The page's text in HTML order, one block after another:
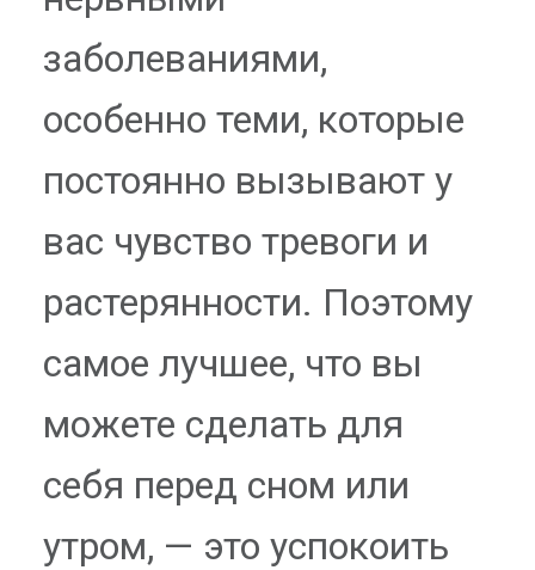
заболеваниями,
особенно теми, которые
постоянно вызывают у
вас чувство тревоги и
растерянности. Поэтому
самое лучшее, что вы
можете сделать для
себя перед сном или
утром, — это успокоить